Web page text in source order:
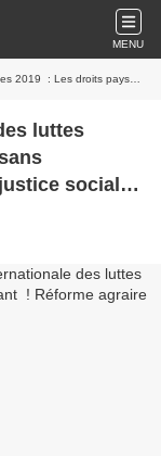
MENU
! Réforme agraire et justice sociale !
luttes
sociale